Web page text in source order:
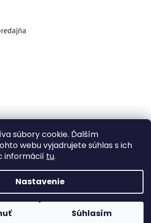
súbory cookie. Ďalším
webu vyjadrujete súhlas s ich
informácií tu.
Nastavenie
Súhlasím
Herbazika. Všetky práva vyhradené.
nastavenie cookies